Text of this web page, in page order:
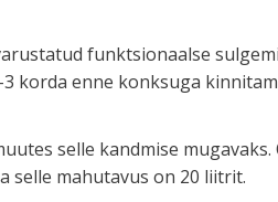
funktsionaalse
korda enne konksuga
selle kandmise
selle mahutavus on 20 liitrit.